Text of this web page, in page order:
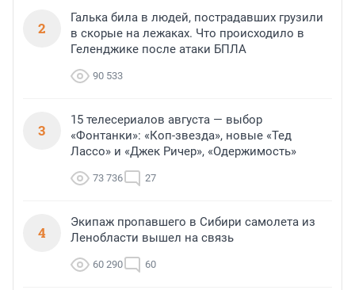
2
Галька била в людей, пострадавших грузили
в скорые на лежаках. Что происходило в
Геленджике после атаки БПЛА
90 533
3
15 телесериалов августа — выбор
«Фонтанки»: «Коп-звезда», новые «Тед
Лассо» и «Джек Ричер», «Одержимость»
73 736 27
4
Экипаж пропавшего в Сибири самолета из
Ленобласти вышел на связь
60 290 60